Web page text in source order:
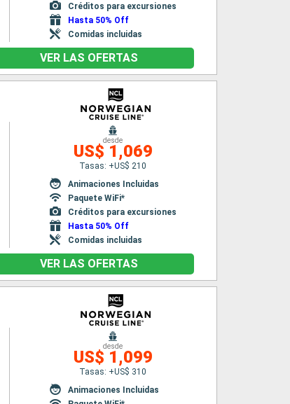
Créditos para excursiones
Hasta 50% Off
Comidas incluidas
VER LAS OFERTAS
desde
US$ 1,069
Tasas: +US$ 210
Animaciones Incluidas
Paquete WiFi*
Créditos para excursiones
Hasta 50% Off
Comidas incluidas
VER LAS OFERTAS
desde
US$ 1,099
Tasas: +US$ 310
Animaciones Incluidas